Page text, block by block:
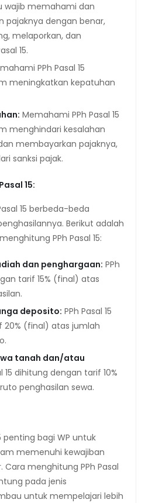
wajib memahami dan
pajaknya dengan benar,
melaporkan, dan
15.
PPh Pasal 15
meningkatkan kepatuhan
Memahami PPh Pasal 15
menghindari kesalahan
membayarkan pajaknya,
sanksi pajak.
15:
15 berbeda-beda
Berikut adalah
PPh Pasal 15:
dan penghargaan: PPh
tarif 15% (final) atas
deposito: PPh Pasal 15
(final) atas jumlah
tanah dan/atau
15 dihitung dengan tarif 10%
penghasilan sewa.
penting bagi WP untuk
memenuhi kewajiban
menghitung PPh Pasal
pada jenis
untuk mempelajari lebih